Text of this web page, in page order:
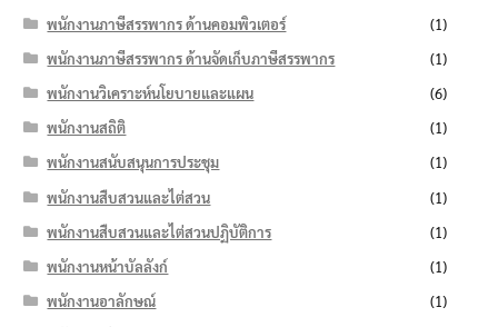
พนักงานภาษีสรรพากร ด้านคอมพิวเตอร์
(1)
พนักงานภาษีสรรพากร ด้านจัดเก็บภาษีสรรพากร
(1)
พนักงานวิเคราะห์นโยบายและแผน
(6)
พนักงานสถิติ
(1)
พนักงานสนับสนุนการประชุม
(1)
พนักงานสืบสวนและไต่สวน
(1)
พนักงานสืบสวนและไต่สวนปฏิบัติการ
(1)
พนักงานหน้าบัลลังก์
(1)
พนักงานอาลักษณ์
(1)